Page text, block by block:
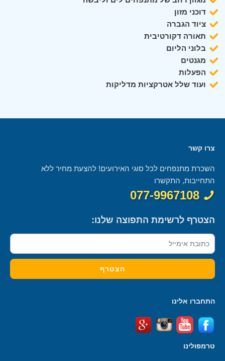
דוכני מזון
ציוד הגברה
תאורה דקורטיבית
בלוני הליום
מגנטים
הפעלות
ועוד שלל אטרקציות מדליקות
צרו קשר
השכרת מתנפחים לכל סוגי האירועים! להצעת מחיר ללא
התחייבות, התקשרו
077-9967108
הצטרף לרשימת התפוצה שלנו:
התחברו אלינו
טרמפולינו